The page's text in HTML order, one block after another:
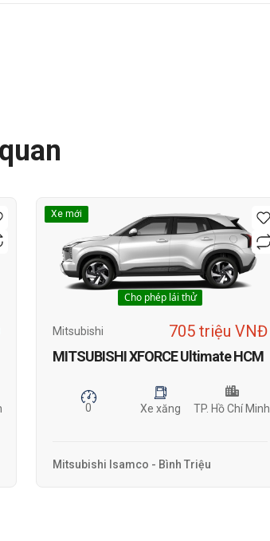
Xe mới
Cho phép lái thử
Mitsubishi 705 triệu VNĐ
MITSUBISHI XFORCE Ultimate HCM
0 Xe xăng TP. Hồ Chí Minh
Mitsubishi Isamco - Bình Triệu